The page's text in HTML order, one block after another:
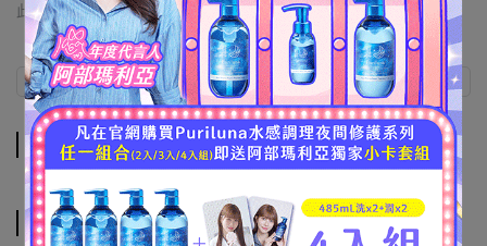
此商品 「 最高 」可以折抵紅利0點 (約等於NT$0)
商品介紹 規格說明 運送方式
商品介紹
規格說明